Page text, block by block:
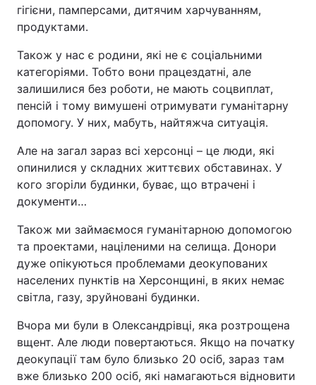
гігієни, памперсами, дитячим харчуванням,
продуктами.
Також у нас є родини, які не є соціальними
категоріями. Тобто вони працездатні, але
залишилися без роботи, не мають соцвиплат,
пенсій і тому вимушені отримувати гуманітарну
допомогу. У них, мабуть, найтяжча ситуація.
Але на загал зараз всі херсонці – це люди, які
опинилися у складних життєвих обставинах. У
кого згоріли будинки, буває, що втрачені і
документи…
Також ми займаємося гуманітарною допомогою
та проектами, націленими на селища. Донори
дуже опікуються проблемами деокупованих
населених пунктів на Херсонщині, в яких немає
світла, газу, зруйновані будинки.
Вчора ми були в Олександрівці, яка розтрощена
вщент. Але люди повертаються. Якщо на початку
деокупації там було близько 20 осіб, зараз там
вже близько 200 осіб, які намагаються відновити